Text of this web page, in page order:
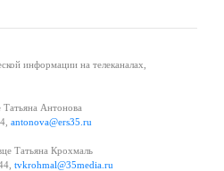
информации на телеканалах,
Антонова
antonova@ers35.ru
Татьяна Крохмаль
tvkrohmal@35media.ru